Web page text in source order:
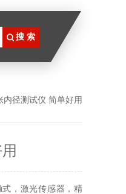
径测试仪 简单好用
，激光传感器，精